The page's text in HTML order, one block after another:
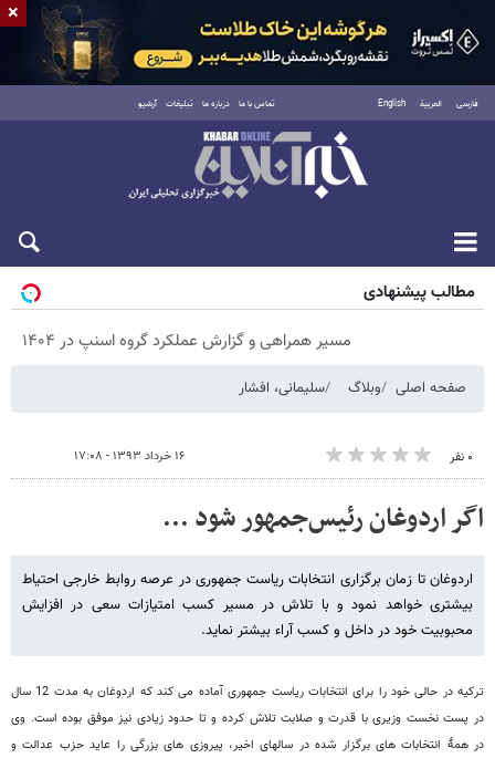
فارسی العربية English تماس با ما درباره ما تبلیغات آرشیو
پنجشنبه ۱۵ مرداد ۱۴۰۵
مطالب پیشنهادی
مسیر همراهی و گزارش عملکرد گروه اسنپ در ۱۴۰۴
صفحه اصلی وبلاگ سلیمانی، افشار
۰ نفر ۱۶ خرداد ۱۳۹۳ - ۱۷:۰۸
اگر اردوغان رئیس‌جمهور شود ...
اردوغان تا زمان برگزاری انتخابات ریاست جمهوری در عرصه روابط خارجی احتیاط
بیشتری خواهد نمود و با تلاش در مسیر کسب امتیازات سعی در افزایش
محبوبیت خود در داخل و کسب آراء بیشتر نماید.
ترکیه در حالی خود را برای انتخابات ریاست جمهوری آماده می کند که اردوغان به مدت 12 سال
در پست نخست وزیری با قدرت و صلابت تلاش کرده و تا حدود زیادی نیز موفق بوده است. وی
در همۀ انتخابات های برگزار شده در سالهای اخیر، پیروزی های بزرگی را عاید حزب عدالت و
×